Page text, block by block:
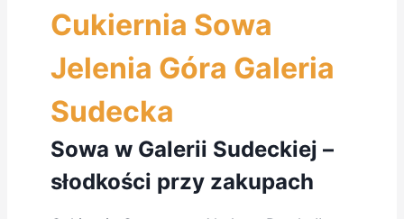
Cukiernia Sowa
Jelenia Góra Galeria
Sudecka
Sowa w Galerii Sudeckiej –
słodkości przy zakupach